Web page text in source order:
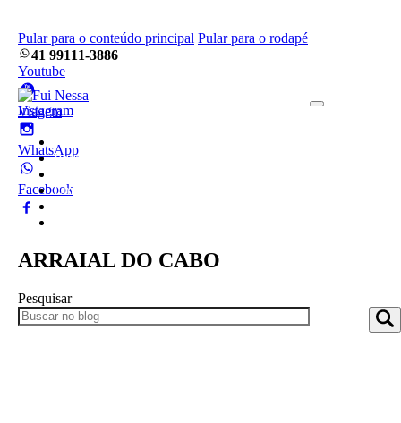
Pular para o conteúdo principal Pular para o rodapé
41 99111-3886
Youtube
Instagram
WhatsApp
Facebook
Home
Pacotes
Empresa
ARRAIAL DO CABO
Pesquisar